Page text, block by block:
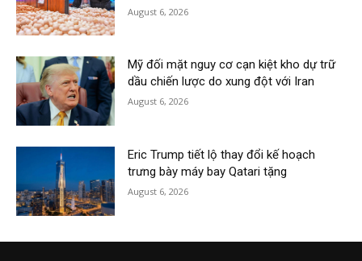
August 6, 2026
Mỹ đối mặt nguy cơ cạn kiệt kho dự trữ
dầu chiến lược do xung đột với Iran
August 6, 2026
Eric Trump tiết lộ thay đổi kế hoạch
trưng bày máy bay Qatari tặng
August 6, 2026